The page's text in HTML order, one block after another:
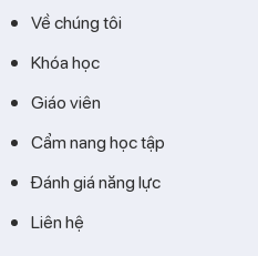
Về chúng tôi
Khóa học
Giáo viên
Cẩm nang học tập
Đánh giá năng lực
Liên hệ